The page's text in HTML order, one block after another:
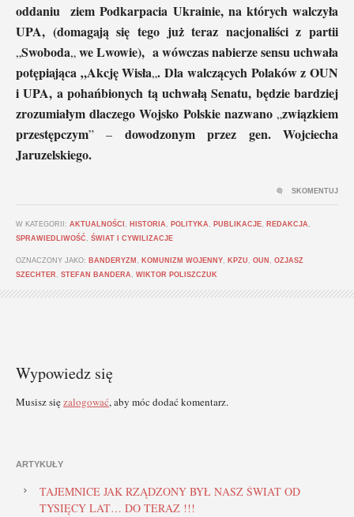
oddaniu ziem Podkarpacia Ukrainie, na których walczyła
UPA, (domagają się tego już teraz nacjonaliści z partii
„Swoboda„ we Lwowie), a wówczas nabierze sensu uchwała
potępiająca „Akcję Wisła„. Dla walczących Polaków z OUN
i UPA, a pohańbionych tą uchwałą Senatu, będzie bardziej
zrozumiałym dlaczego Wojsko Polskie nazwano „związkiem
przestępczym” – dowodzonym przez gen. Wojciecha
Jaruzelskiego.
W KATEGORII: AKTUALNOŚCI HISTORIA POLITYKA PUBLIKACJE REDAKCJA
SPRAWIEDLIWOŚĆ
ŚWIAT I CYWILIZACJE
OZNACZONY JAKO: BANDERYZM KOMUNIZM WOJENNY KPZU OUN
OZJASZ
SZECHTER
STEFAN BANDERA WIKTOR POLISZCZUK
SKOMENTUJ
Wypowiedz się
Musisz sięzalogować, aby móc dodać komentarz.
ARTYKUŁY
TAJEMNICE JAK RZĄDZONY BYŁ NASZ ŚWIAT OD
TYSIĘCY LAT… DO TERAZ !!!